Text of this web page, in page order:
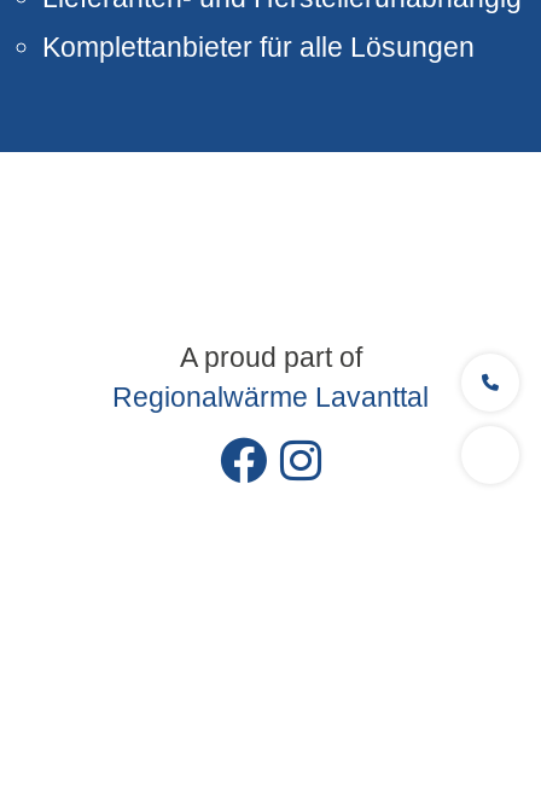
Komplettanbieter für alle Lösungen
A proud part of
Regionalwärme Lavanttal